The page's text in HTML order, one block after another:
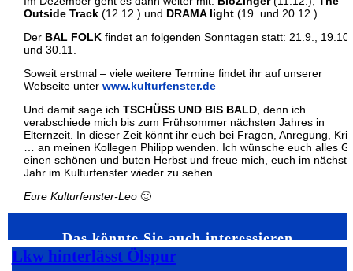
Outside Track (12.12.) und DRAMA light (19. und 20.12.)
Der BAL FOLK findet an folgenden Sonntagen statt: 21.9., 19.10.
und 30.11.
Soweit erstmal – viele weitere Termine findet ihr auf unserer
Webseite unter www.kulturfenster.de
Und damit sage ich TSCHÜSS UND BIS BALD, denn ich
verabschiede mich bis zum Frühsommer nächsten Jahres in
Elternzeit. In dieser Zeit könnt ihr euch bei Fragen, Anregung,
… an meinen Kollegen Philipp wenden. Ich wünsche euch alles
einen schönen und buten Herbst und freue mich, euch im
Jahr im Kulturfenster wieder zu sehen.
Eure Kulturfenster-Leo 🙂
Das könnte Sie auch interessieren…
Lkw hinterlässt Ölspur